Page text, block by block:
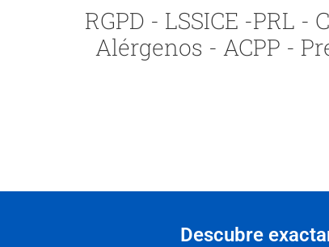
RGPD - LSSICE -PRL
Alérgenos - ACPP -
Descubre